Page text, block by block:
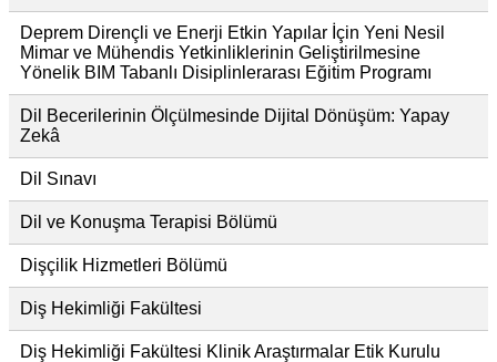
Deprem Dirençli ve Enerji Etkin Yapılar İçin Yeni Nesil
Mimar ve Mühendis Yetkinliklerinin Geliştirilmesine
Yönelik BIM Tabanlı Disiplinlerarası Eğitim Programı
Dil Becerilerinin Ölçülmesinde Dijital Dönüşüm: Yapay
Zekâ
Dil Sınavı
Dil ve Konuşma Terapisi Bölümü
Dişçilik Hizmetleri Bölümü
Diş Hekimliği Fakültesi
Diş Hekimliği Fakültesi Klinik Araştırmalar Etik Kurulu